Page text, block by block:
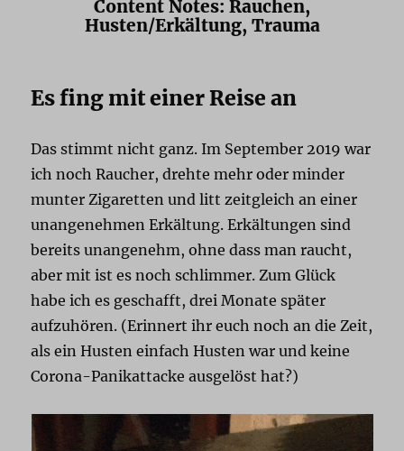
Content Notes: Rauchen,
Husten/Erkältung, Trauma
Es fing mit einer Reise an
Das stimmt nicht ganz. Im September 2019 war
ich noch Raucher, drehte mehr oder minder
munter Zigaretten und litt zeitgleich an einer
unangenehmen Erkältung. Erkältungen sind
bereits unangenehm, ohne dass man raucht,
aber mit ist es noch schlimmer. Zum Glück
habe ich es geschafft, drei Monate später
aufzuhören. (Erinnert ihr euch noch an die Zeit,
als ein Husten einfach Husten war und keine
Corona-Panikattacke ausgelöst hat?)